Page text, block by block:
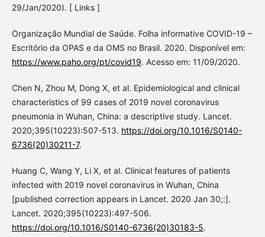
29/Jan/2020). [ Links ]
Organização Mundial de Saúde. Folha informative COVID-19 –
Escritório da OPAS e da OMS no Brasil. 2020. Disponível em:
https://www.paho.org/pt/covid19. Acesso em: 11/09/2020.
Chen N, Zhou M, Dong X, et al. Epidemiological and clinical
characteristics of 99 cases of 2019 novel coronavirus
pneumonia in Wuhan, China: a descriptive study. Lancet.
2020;395(10223):507-513. https://doi.org/10.1016/S0140-
6736(20)30211-7.
Huang C, Wang Y, Li X, et al. Clinical features of patients
infected with 2019 novel coronavirus in Wuhan, China
[published correction appears in Lancet. 2020 Jan 30;:].
Lancet. 2020;395(10223):497-506.
https://doi.org/10.1016/S0140-6736(20)30183-5.